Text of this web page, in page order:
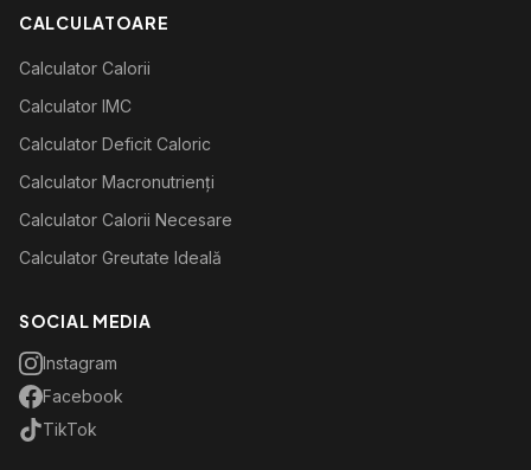
CALCULATOARE
Calculator Calorii
Calculator IMC
Calculator Deficit Caloric
Calculator Macronutrienți
Calculator Calorii Necesare
Calculator Greutate Ideală
SOCIAL MEDIA
Instagram
Facebook
TikTok